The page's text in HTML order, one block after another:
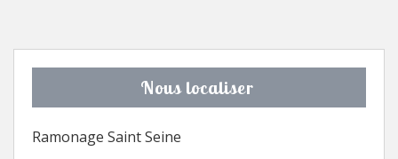
Nous localiser
Ramonage Saint Seine